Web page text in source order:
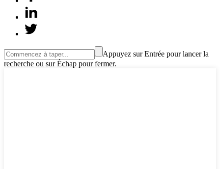
Appuyez sur Entrée pour lancer la
recherche ou sur Échap pour fermer.